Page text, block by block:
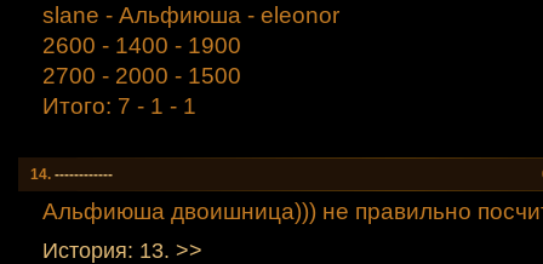
slane - Альфиюша - eleonor
2600 - 1400 - 1900
2700 - 2000 - 1500
Итого: 7 - 1 - 1
14. ------------
Альфиюша двоишница))) не правильно
История: 13. >>